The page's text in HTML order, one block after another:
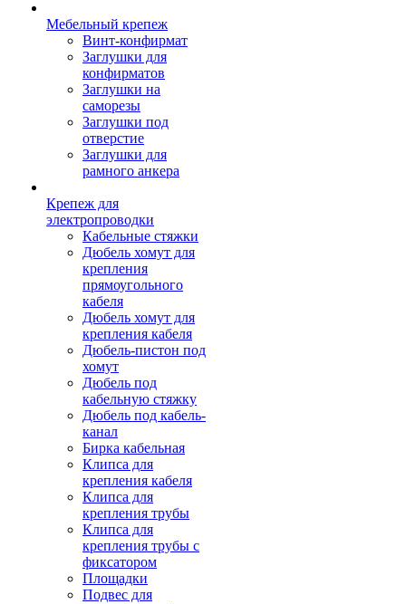
Мебельный крепеж
Винт-конфирмат
Заглушки для
конфирматов
Заглушки на
саморезы
Заглушки под
отверстие
Заглушки для
рамного анкера
Крепеж для
электропроводки
Кабельные стяжки
Дюбель хомут для
крепления
прямоугольного
кабеля
Дюбель хомут для
крепления кабеля
Дюбель-пистон под
хомут
Дюбель под
кабельную стяжку
Дюбель под кабель-
канал
Бирка кабельная
Клипса для
крепления кабеля
Клипса для
крепления трубы
Клипса для
крепления трубы с
фиксатором
Площадки
Подвес для